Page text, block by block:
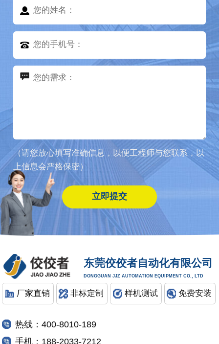
（请您放心填写准确信息，以便工程师与您联系，以
上信息会严格保密）
东莞佼佼者自动化有限公司
DONGGUAN JJZ AUTOMATION EQUIPMENT CO., LTD
厂家直销 非标定制 样机测试 免费安装
热线：400-8010-189
手机：188-2033-7212